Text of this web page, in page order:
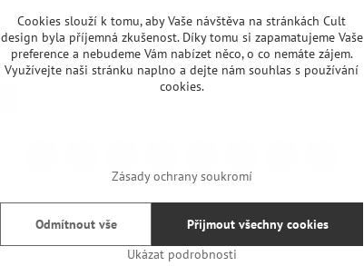
Cookies slouží k tomu, aby Vaše návštěva na stránkách Cult
design byla příjemná zkušenost. Díky tomu si zapamatujeme Vaše
preference a nebudeme Vám nabízet něco, o co nemáte zájem.
Využívejte naši stránku naplno a dejte nám souhlas s používání
cookies.
Zásady ochrany soukromí
Ukázat podrobnosti
Přijmout všechny cookies
Odmítnout vše